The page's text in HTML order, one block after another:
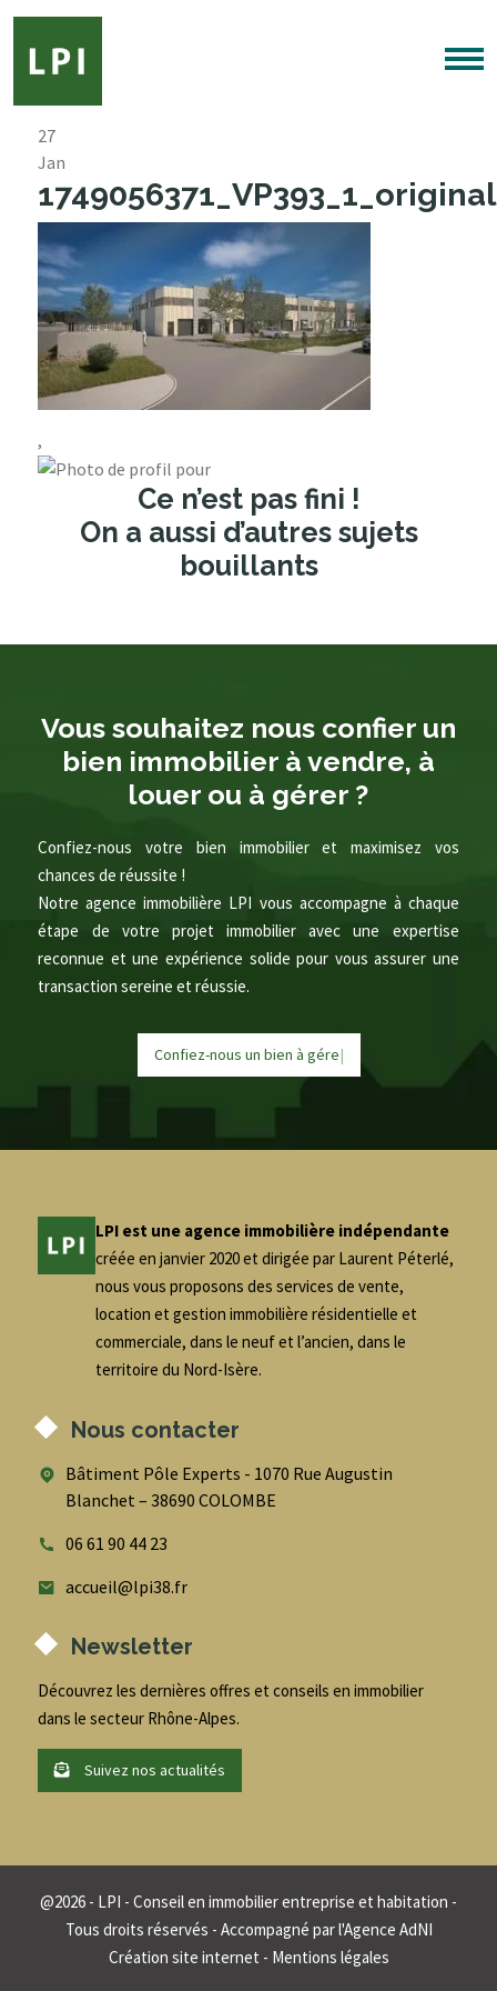
27
Jan
,
Ce n’est pas fini !
On a aussi d’autres sujets
bouillants
Vous souhaitez nous confier un
bien immobilier à vendre, à
louer ou à gérer ?
Confiez-nous votre bien immobilier et maximisez vos
chances de réussite !
Notre agence immobilière LPI vous accompagne à chaque
étape de votre projet immobilier avec une expertise
reconnue et une expérience solide pour vous assurer une
transaction sereine et réussie.
Confiez-nous un bien à gérer
LPI est une agence immobilière indépendante
créée en janvier 2020 et dirigée par Laurent Péterlé,
nous vous proposons des services de vente,
location et gestion immobilière résidentielle et
commerciale, dans le neuf et l’ancien, dans le
territoire du Nord-Isère.
Nous contacter
Bâtiment Pôle Experts - 1070 Rue Augustin
Blanchet – 38690 COLOMBE
06 61 90 44 23
accueil@lpi38.fr
Newsletter
Découvrez les dernières offres et conseils en immobilier
dans le secteur Rhône-Alpes.
Suivez nos actualités
@2026 - LPI - Conseil en immobilier entreprise et habitation -
Tous droits réservés - Accompagné parl'Agence AdNI
Création site internet - Mentions légales